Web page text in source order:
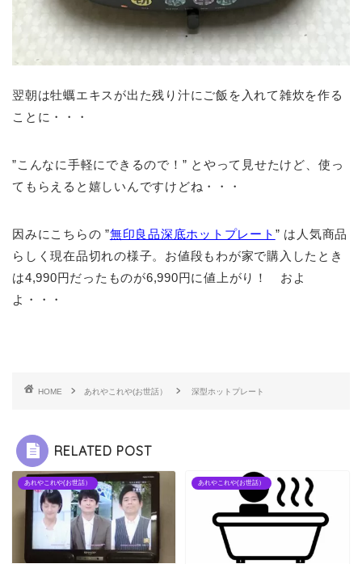
翌朝は牡蠣エキスが出た残り汁にご飯を入れて雑炊を作る
ことに・・・
”こんなに手軽にできるので！” とやって見せたけど、使っ
てもらえると嬉しいんですけどね・・・
因みにこちらの ”無印良品深底ホットプレート ” は人気商品
らしく現在品切れの様子。お値段もわが家で購入したとき
は4,990円だったものが6,990円に値上がり！ およ
よ・・・
HOME あれやこれや(お世話） 深型ホットプレート
RELATED POST
あれやこれや(お世話） あれやこれや(お世話）